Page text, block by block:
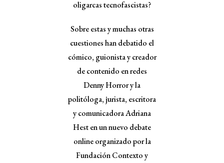
oligarcas tecnofascistas?
Sobre estas y muchas otras
cuestiones han debatido el
cómico, guionista y creador
de contenido en redes
Denny Horror y la
politóloga, jurista, escritora
y comunicadora Adriana
Hest en un nuevo debate
online organizado por la
Fundación Contexto y